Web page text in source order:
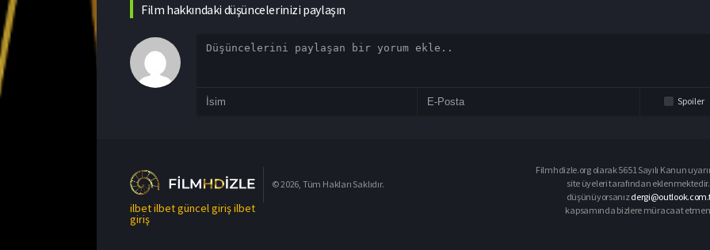
Film hakkındaki düşüncelerinizi paylaşın
Spoiler
ilbetilbet güncel girişilbet
giriş
© 2026, Tüm Hakları Saklıdır.
Filmhdizle.org olarak 5651 Sayılı Kanun
site üyeleri tarafından
düşünüyorsanız
kapsamında bizlere müracaat